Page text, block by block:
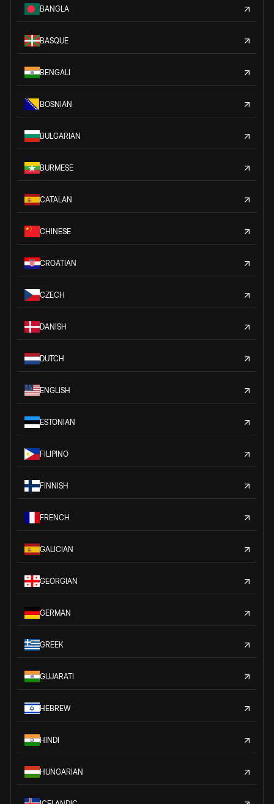
BANGLA
BASQUE
BENGALI
BOSNIAN
BULGARIAN
BURMESE
CATALAN
CHINESE
CROATIAN
CZECH
DANISH
DUTCH
ENGLISH
ESTONIAN
FILIPINO
FINNISH
FRENCH
GALICIAN
GEORGIAN
GERMAN
GREEK
GUJARATI
HEBREW
HINDI
HUNGARIAN